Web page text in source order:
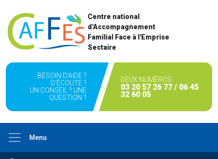
Centre national
d'Accompagnement
Familial Face à l'Emprise
Sectaire
BESOIN D'AIDE ?
D'ÉCOUTE ?
UN CONSEIL ? UNE
QUESTION ?
DEUX NUMÉROS
03 20 57 26 77 / 06 45
32 60 05
Menu